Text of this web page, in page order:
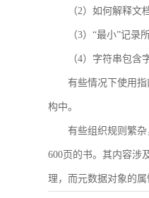
（2）如何解释文
（3）“最小”记录
（4）字符串包含
有些情况下使用
构中。
有些组织规则繁
600页的书。其内容涉
理，而元数据对象的